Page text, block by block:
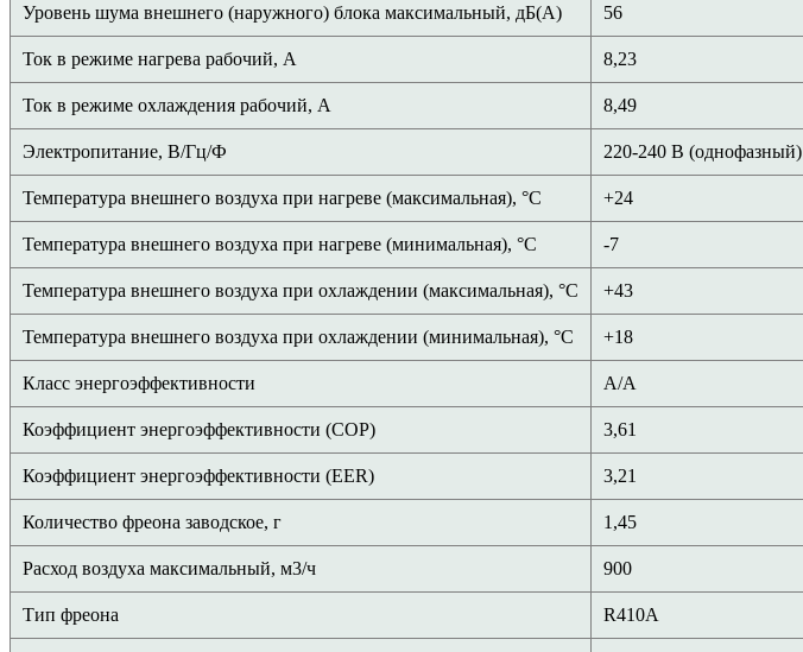
Уровень шума внешнего (наружного) блока максимальный, дБ(А) 56
Ток в режиме нагрева рабочий, А 8,23
Ток в режиме охлаждения рабочий, А 8,49
Электропитание, В/Гц/Ф 220-240 В (однофазный)
Температура внешнего воздуха при нагреве (максимальная), °С +24
Температура внешнего воздуха при нагреве (минимальная), °С -7
Температура внешнего воздуха при охлаждении (максимальная), °С +43
Температура внешнего воздуха при охлаждении (минимальная), °С +18
Класс энергоэффективности A/A
Коэффициент энергоэффективности (COP) 3,61
Коэффициент энергоэффективности (EER) 3,21
Количество фреона заводское, г 1,45
Расход воздуха максимальный, м3/ч 900
Тип фреона R410А